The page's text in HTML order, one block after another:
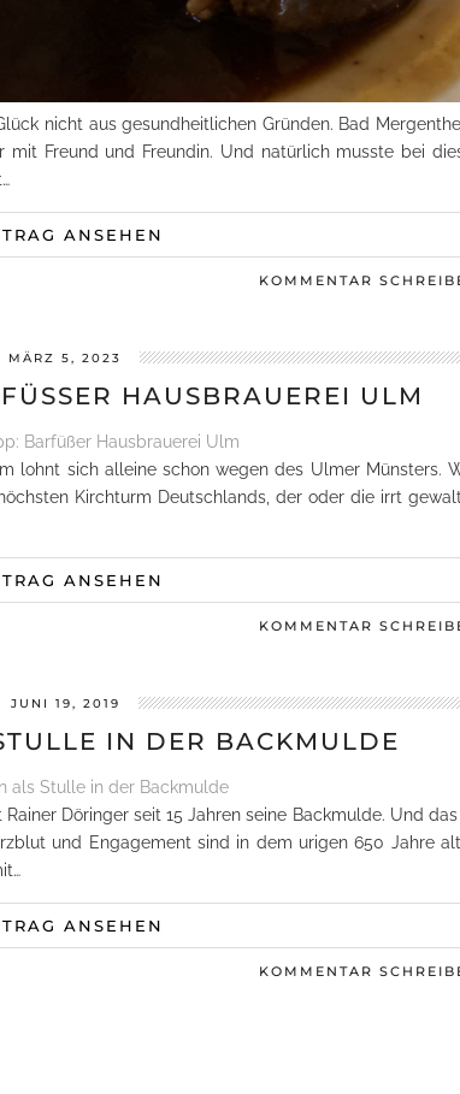
nicht aus gesundheitlichen Gründen. Bad
mit Freund und Freundin. Und natürlich musste bei
ANSEHEN
KOMMENTAR
MÄRZ 5, 2023
HAUSBRAUEREI ULM
lohnt sich alleine schon wegen des Ulmer Münsters.
Kirchturm Deutschlands, der oder die irrt
ANSEHEN
KOMMENTAR
JUNI 19, 2019
IN DER BACKMULDE
Döringer seit 15 Jahren seine Backmulde. Und
und Engagement sind in dem urigen 650 Jahre
ANSEHEN
KOMMENTAR